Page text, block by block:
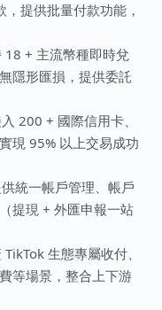
提供批量付款功能，
+ 主流幣種即時兌
隱形匯損，提供委託
200 + 國際信用卡、
現 95% 以上交易成功
統一帳戶管理、帳戶
提現 + 外匯申報一站
生態專屬收付、
等場景，整合上下游